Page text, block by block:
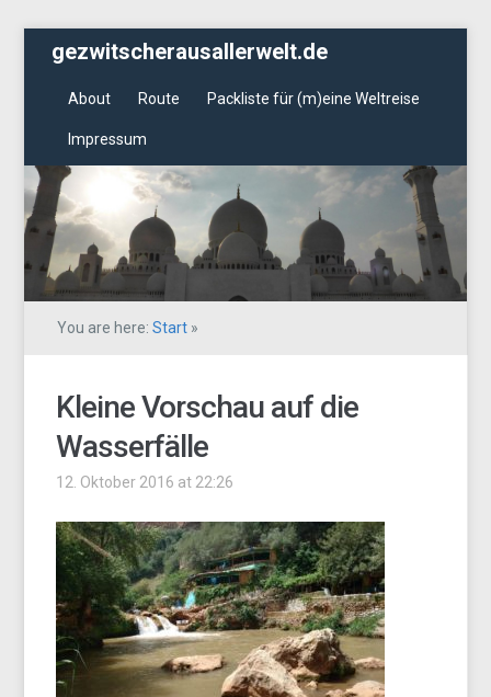
gezwitscherausallerwelt.de
About Route Packliste für (m)eine Weltreise
Impressum
You are here:Start »
Kleine Vorschau auf die
Wasserfälle
12. Oktober 2016 at 22:26